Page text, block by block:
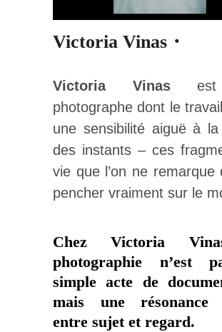
Victoria Vinas・
Victoria Vinasest
photographe dont le
une sensibilité aiguë à
des instants – ces
vie que l’on ne remarque
pencher vraiment sur le
Chez Victoria
photographie n’est
simple acte de
mais une résonance
entre sujet et regard.